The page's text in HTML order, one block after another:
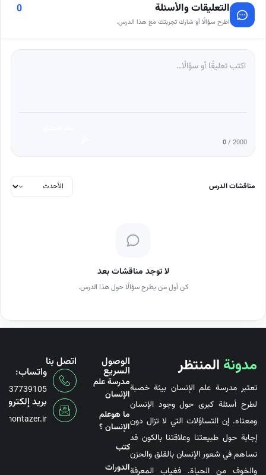
التعليقات والأسئلة
اطرح سؤالًا أو شارك تجربتك مع هذا الدرس.
0
0/ 2000
مناقشات الدرس
لا توجد مناقشات بعد
كن أول من يطرح سؤالًا حول هذا الدرس.
مدونة المنتظر
تعتبر مدرسة علم الإنسان بيئة خصبة
لطرح أسئلة كبرى حول وجود الإنسان
ومعناه. إن التساؤلات التي لا تزال دون
إجابة حول طبيعتنا وعلاقتنا بالكون قد
تساهم في شعور الإنسان بالقلق والحزن
والخوف من الحياة. فغياب المعرفة
الوصول
السريع
مدرسة علم
الإنسان
ما هوعلم
الإنسان ؟
کتب
الدورات
اتصل بنا
واتساب:
بريد